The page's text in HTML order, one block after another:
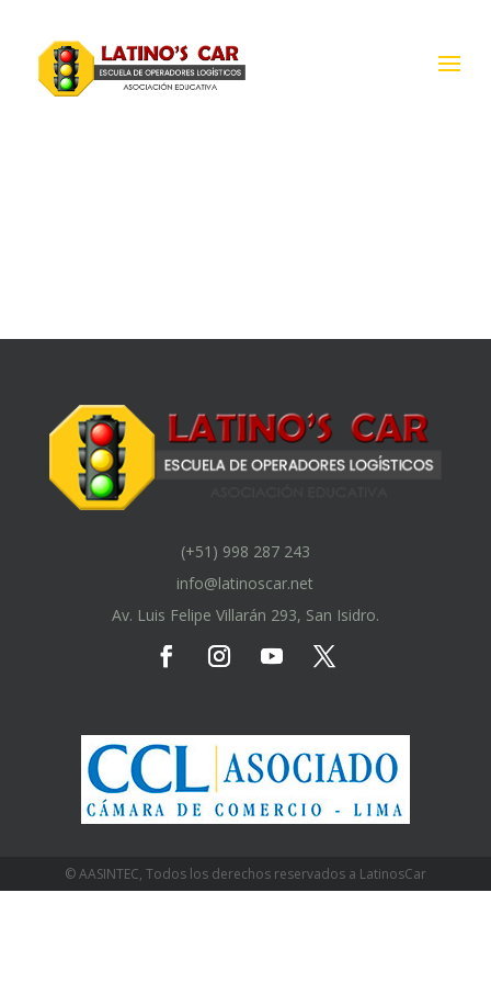
(+51) 998 287 243
info@latinoscar.net
Av. Luis Felipe Villarán 293, San Isidro.
© AASINTEC, Todos los derechos reservados a LatinosCar